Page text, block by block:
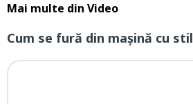
Mai multe din Video
Cum se fură din mașină cu stil